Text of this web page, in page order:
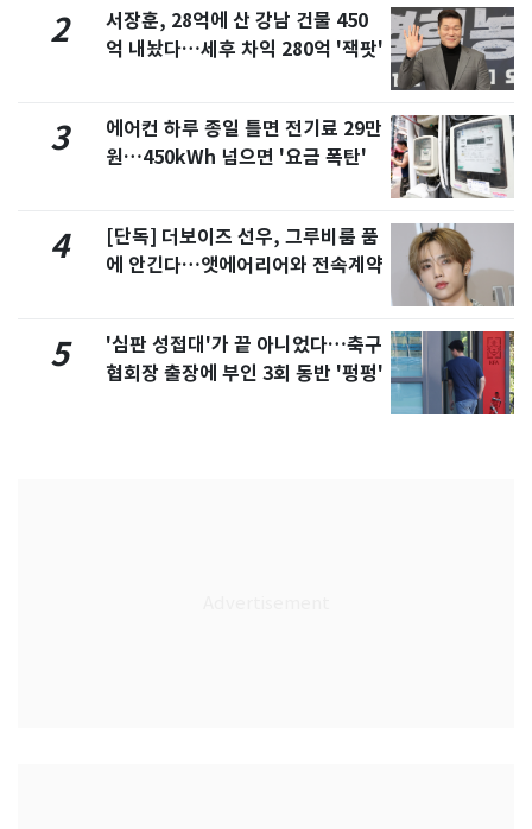
2
서장훈, 28억에 산 강남 건물 450
억 내놨다…세후 차익 280억 '잭팟'
3
에어컨 하루 종일 틀면 전기료 29만
원…450kWh 넘으면 '요금 폭탄'
4
[단독] 더보이즈 선우, 그루비룸 품
에 안긴다…앳에어리어와 전속계약
5
'심판 성접대'가 끝 아니었다…축구
협회장 출장에 부인 3회 동반 '펑펑'